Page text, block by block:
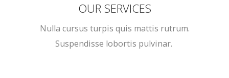
OUR SERVICES
Nulla cursus turpis quis mattis rutrum.
Suspendisse lobortis pulvinar.